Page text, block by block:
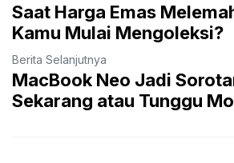
Saat Harga Emas
Kamu Mulai Mengoleksi?
Berita Selanjutnya
MacBook Neo Jadi
Sekarang atau Tunggu